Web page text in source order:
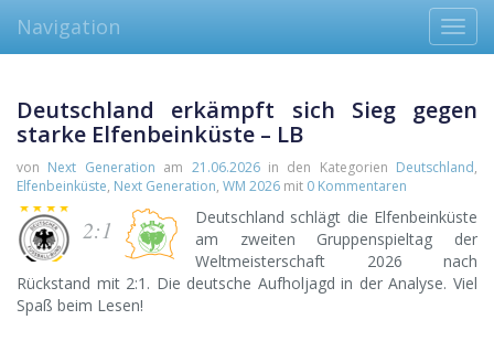
Navigation
Deutschland erkämpft sich Sieg gegen
starke Elfenbeinküste – LB
von Next Generation am 21.06.2026in den Kategorien Deutschland,
Elfenbeinküste, Next Generation, WM 2026 mit 0 Kommentaren
2:1
Deutschland schlägt die Elfenbeinküste
am zweiten Gruppenspieltag der
Weltmeisterschaft 2026 nach
Rückstand mit 2:1. Die deutsche Aufholjagd in der Analyse. Viel
Spaß beim Lesen!